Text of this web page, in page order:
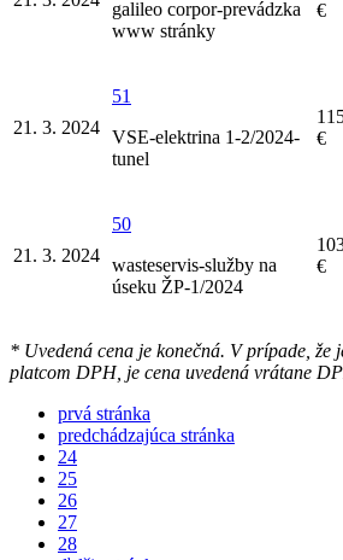
galileo corpor-prevádzka
www stránky
€
21. 3. 2024
51
VSE-elektrina 1-2/2024-
tunel
€
21. 3. 2024
50
wasteservis-služby na
úseku ŽP-1/2024
€
* Uvedená cena je konečná. V prípade, že
platcom DPH, je cena uvedená vrátane
prvá stránka
predchádzajúca stránka
24
25
26
27
28